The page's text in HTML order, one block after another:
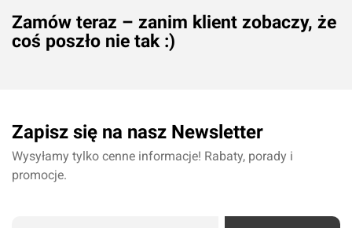
Zamów teraz – zanim klient zobaczy, że
coś poszło nie tak :)
Zapisz się na nasz Newsletter
Wysyłamy tylko cenne informacje! Rabaty, porady i
promocje.